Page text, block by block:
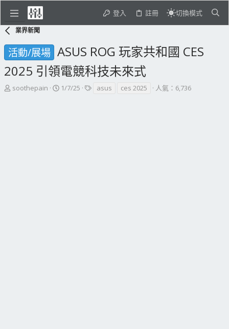
登入 註冊 切換模式
業界新聞
活動/展場 ASUS ROG 玩家共和國 CES
2025 引領電競科技未來式
主
soothepain
開
1/7/25
標asus ces 2025 人氣：6,736